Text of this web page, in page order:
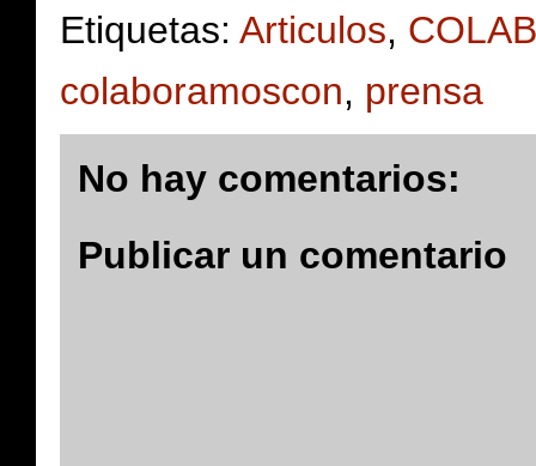
Etiquetas: Articulos,
colaboramoscon, prensa
No hay comentarios:
Publicar un comentario